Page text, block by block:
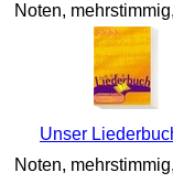
Noten,
Unser
Noten,